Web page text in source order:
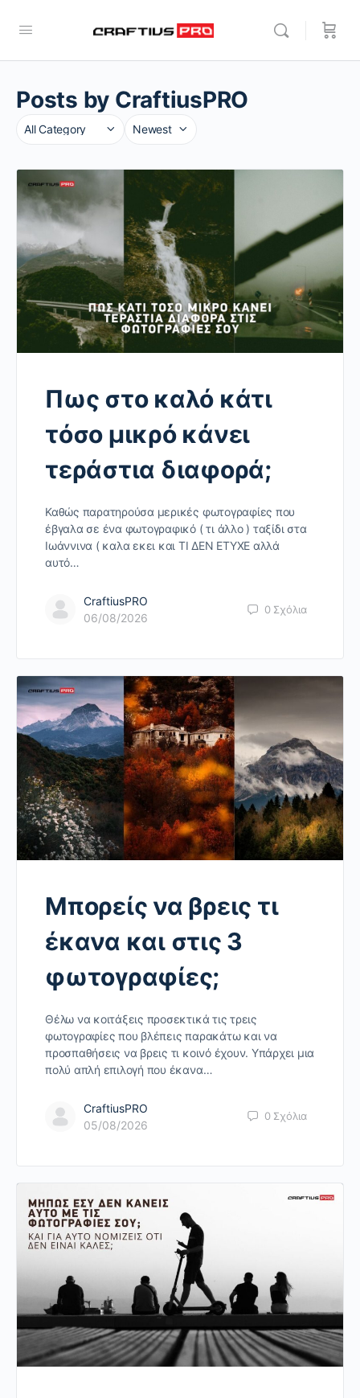
Posts by CraftiusPRO
Category
Sort
Πως στο καλό κάτι
τόσο μικρό κάνει
τεράστια διαφορά;
Καθώς παρατηρούσα μερικές φωτογραφίες που
έβγαλα σε ένα φωτογραφικό ( τι άλλο ) ταξίδι στα
Ιωάννινα ( καλα εκει και ΤΙ ΔΕΝ ΕΤΥΧΕ αλλά
αυτό…
CraftiusPRO
06/08/2026
0 Σχόλια
Μπορείς να βρεις τι
έκανα και στις 3
φωτογραφίες;
Θέλω να κοιτάξεις προσεκτικά τις τρεις
φωτογραφίες που βλέπεις παρακάτω και να
προσπαθήσεις να βρεις τι κοινό έχουν. Υπάρχει μια
πολύ απλή επιλογή που έκανα…
CraftiusPRO
05/08/2026
0 Σχόλια